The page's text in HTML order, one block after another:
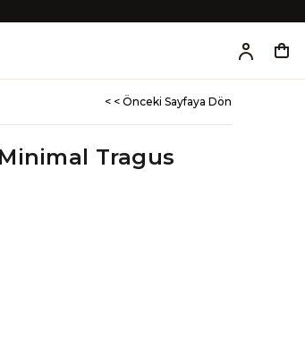
< < Önceki Sayfaya Dön
Tragus